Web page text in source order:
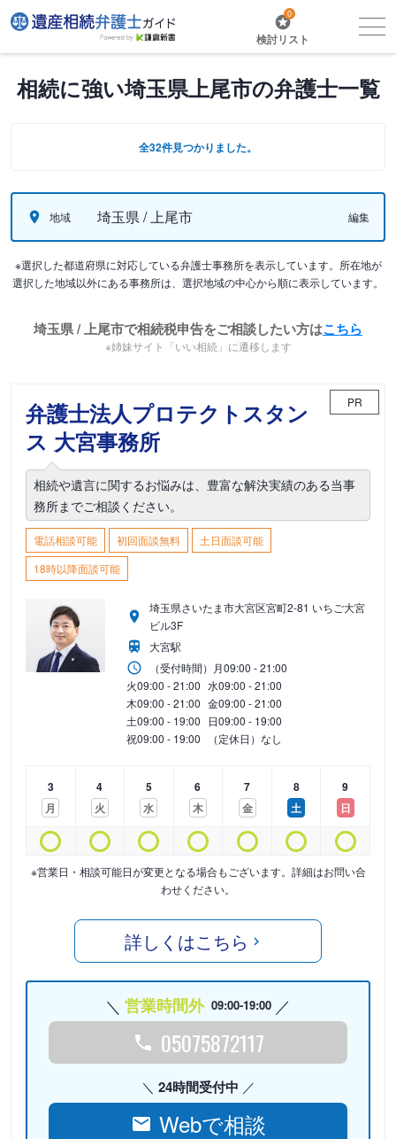
0
検討リスト
相続に強い埼玉県上尾市の弁護士一覧
全32件見つかりました。
地域 埼玉県 / 上尾市 編集
※選択した都道府県に対応している弁護士事務所を表示しています。所在地が
選択した地域以外にある事務所は、選択地域の中心から順に表示しています。
埼玉県 / 上尾市で相続税申告をご相談したい方はこちら
※姉妹サイト「いい相続」に遷移します
弁護士法人プロテクトスタン
ス 大宮事務所
PR
相続や遺言に関するお悩みは、豊富な解決実績のある当事
務所までご相談ください。
電話相談可能 初回面談無料
土日面談可能
18時以降面談可能
埼玉県さいたま市大宮区宮町2-81 いちご大宮
ビル3F
大宮駅
（受付時間） 月09:00 - 21:00
火09:00 - 21:00 水09:00 - 21:00
木09:00 - 21:00 金09:00 - 21:00
土09:00 - 19:00 日09:00 - 19:00
祝09:00 - 19:00 （定休日）なし
3
月
4
火
5
水
6
木
7
金
8
土
9
日
※営業日・相談可能日が変更となる場合もございます。詳細はお問い合
わせください。
詳しくはこちら
営業時間外 09:00-19:00
05075872117
24時間受付中
Webで相談